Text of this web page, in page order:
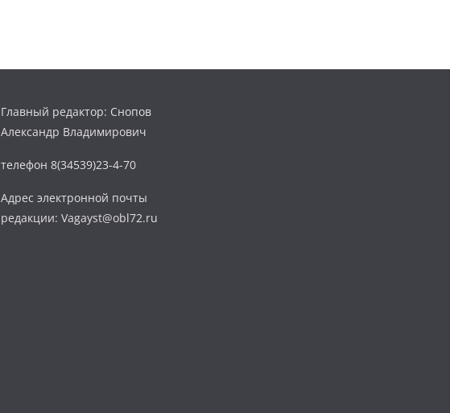
Главный редактор: Снопов
Александр Владимирович
телефон 8(34539)23-4-70
Адрес электронной почты
редакции: Vagayst@obl72.ru